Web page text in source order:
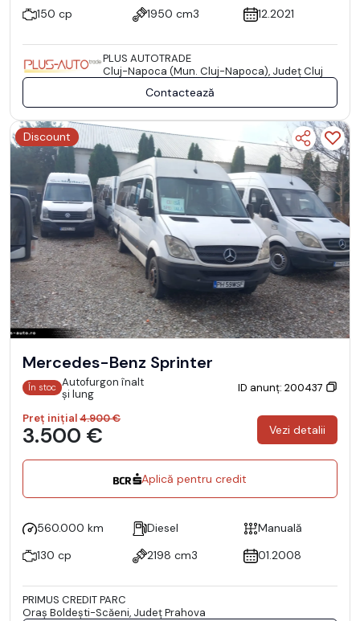
150 cp
1950 cm3 12.2021
PLUS AUTOTRADE
Cluj-Napoca (Mun. Cluj-Napoca), Județ Cluj
Contactează
Discount
Mercedes-Benz Sprinter
În stoc Autofurgon înalt
și lung
ID anunț: 200437
Preț inițial4.900 €
3.500 € Vezi detalii
Aplică pentru credit
560.000 km Diesel
Manuală
130 cp
2198 cm3 01.2008
PRIMUS CREDIT PARC
Oraş Boldeşti-Scăeni, Județ Prahova